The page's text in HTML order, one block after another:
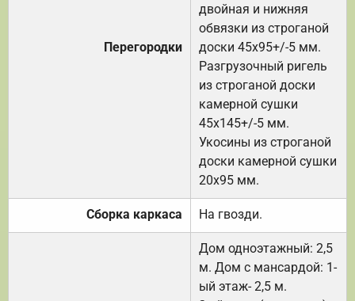
Перегородки
двойная и нижняя
обвязки из строганой
доски 45х95+/-5 мм.
Разгрузочный ригель
из строганой доски
камерной сушки
45х145+/-5 мм.
Укосины из строганой
доски камерной сушки
20х95 мм.
Сборка каркаса На гвозди.
Дом одноэтажный: 2,5
м. Дом с мансардой: 1-
ый этаж- 2,5 м.